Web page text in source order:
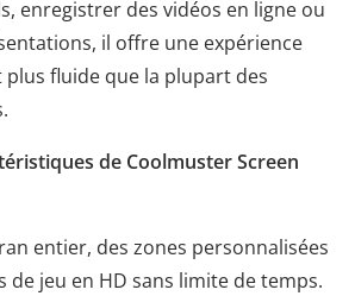
enregistrer des vidéos en ligne ou
il offre une expérience
fluide que la plupart des
de Coolmuster Screen
entier, des zones personnalisées
de jeu en HD sans limite de temps.